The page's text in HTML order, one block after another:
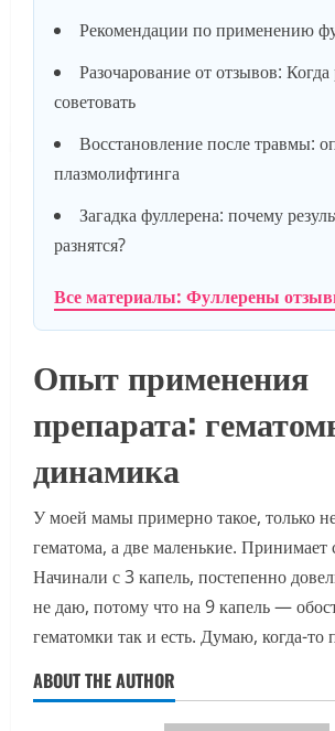
Рекомендации по применению
Разочарование от отзывов: Когда
советовать
Восстановление после травмы:
плазмолифтинга
Загадка фуллерена: почему
разнятся?
Все материалы: Фуллерены
Опыт применения
препарата:
динамика
У моей мамы примерно такое, только
гематома, а две маленькие. Принимает
Начинали с 3 капель, постепенно
не даю, потому что на 9 капель —
гематомки так и есть. Думаю, когда-то
ABOUT THE AUTHOR